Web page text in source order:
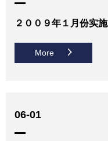
２００９年１月份实
More
06-01